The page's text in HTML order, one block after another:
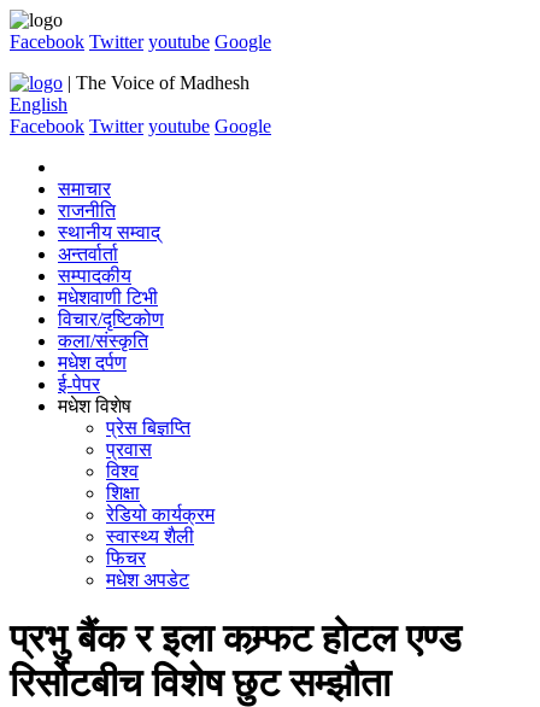
Facebook Twitter youtube Google
| The Voice of Madhesh
English
Facebook Twitter youtube Google
समाचार
राजनीति
स्थानीय सम्वाद्
अन्तर्वार्ता
सम्पादकीय
मधेशवाणी टिभी
विचार/दृष्टिकोण
कला/संस्कृति
मधेश दर्पण
ई-पेपर
मधेश विशेष
प्रेस बिज्ञप्ति
प्रवास
विश्व
शिक्षा
रेडियो कार्यक्रम
स्वास्थ्य शैली
फिचर
मधेश अपडेट
प्रभु बैंक र इला कम्र्फट होटल एण्ड
रिर्सोटबीच विशेष छुट सम्झौता